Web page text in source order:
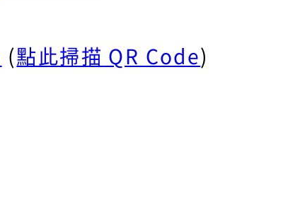
(點此掃描 QR Code)